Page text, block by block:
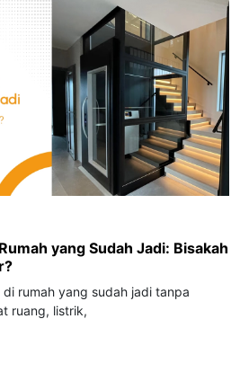
yang Sudah Jadi: Bisakah
rumah yang sudah jadi tanpa
ruang, listrik,